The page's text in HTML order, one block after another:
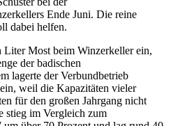
Ende Juni. Die reine
dabei helfen.
Most beim Winzerkeller ein,
der badischen
lagerte der Verbundbetrieb
weil die Kapazitäten vieler
für den großen Jahrgang nicht
stieg im Vergleich zum